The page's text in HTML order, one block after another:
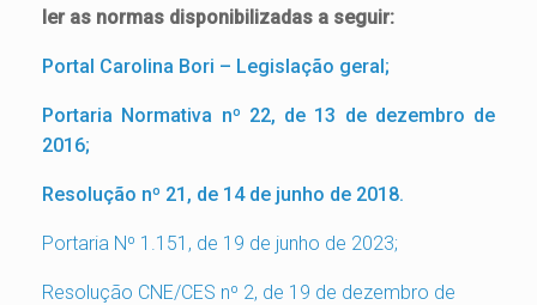
ler as normas disponibilizadas a seguir:
Portal Carolina Bori – Legislação geral;
Portaria Normativa nº 22, de 13 de dezembro de
2016;
Resolução nº 21, de 14 de junho de 2018.
Portaria Nº 1.151, de 19 de junho de 2023;
Resolução CNE/CES nº 2, de 19 de dezembro de